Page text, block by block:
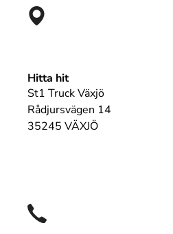
Hitta hit
St1 Truck Växjö
Rådjursvägen 14
35245 VÄXJÖ